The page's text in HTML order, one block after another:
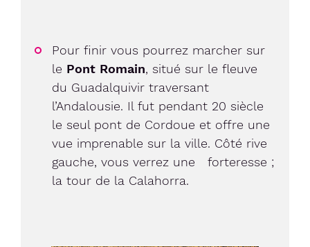
Pour finir vous pourrez marcher sur
le Pont Romain, situé sur le fleuve
du Guadalquivir traversant
l’Andalousie. Il fut pendant 20 siècle
le seul pont de Cordoue et offre une
vue imprenable sur la ville. Côté rive
gauche, vous verrez une forteresse ;
la tour de la Calahorra.